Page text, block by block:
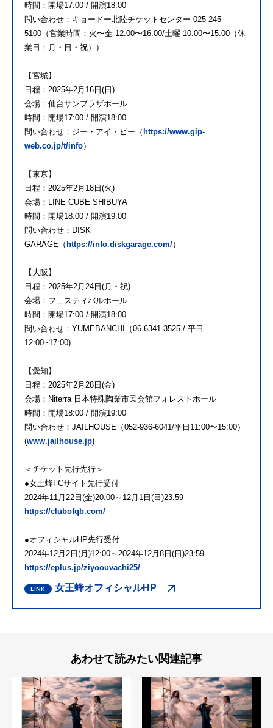
時間：開場17:00 / 開演18:00
問い合わせ：キョードー北陸チケットセンター 025-245-
5100（営業時間：火〜金 12:00〜16:00/土曜 10:00〜15:00（休
業日：月・日・祝））
【宮城】
日程：2025年2月16日(日)
会場：仙台サンプラザホール
時間：開場17:00 / 開演18:00
問い合わせ：ジー・アイ・ピー（ https://www.gip-
web.co.jp/t/info）
【東京】
日程：2025年2月18日(火)
会場：LINE CUBE SHIBUYA
時間：開場18:00 / 開演19:00
問い合わせ：DISK
GARAGE（ https://info.diskgarage.com/）
【大阪】
日程：2025年2月24日(月・祝)
会場：フェスティバルホール
時間：開場17:00 / 開演18:00
問い合わせ：YUMEBANCHI（06-6341-3525 / 平日
12:00~17:00)
【愛知】
日程：2025年2月28日(金)
会場：Niterra 日本特殊陶業市民会館フォレストホール
時間：開場18:00 / 開演19:00
問い合わせ：JAILHOUSE（052-936-6041/平日11:00〜15:00）
(www.jailhouse.jp)
＜チケット先行先行＞
●女王蜂FCサイト先行受付
2024年11月22日(金)20:00～12月1日(日)23:59
https://clubofqb.com/
●オフィシャルHP先行受付
2024年12月2日(月)12:00～2024年12月8日(日)23:59
https://eplus.jp/ziyoouvachi25/
女王蜂オフィシャルHP
あわせて読みたい関連記事